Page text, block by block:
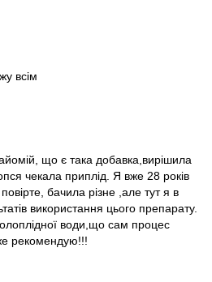
всім
що є така добавка,вирішила
чекала приплід. Я вже 28 років
бачила різне ,але тут я в
використання цього препарату.
води,що сам процес
рекомендую!!!